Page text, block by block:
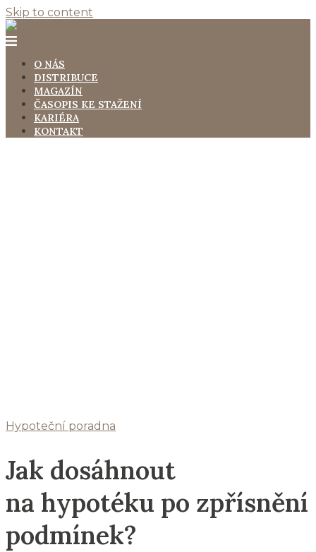
Skip to content
O NÁS
DISTRIBUCE
MAGAZÍN
ČASOPIS KE STAŽENÍ
KARIÉRA
KONTAKT
Hypoteční poradna
Jak dosáhnout
na hypotéku po zpřísnění
podmínek?